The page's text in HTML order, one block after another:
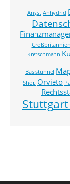
Angst Anhydrid
Großbritannien
Kretschmann
Basistunnel
Shop Orvieto
Stuttgart